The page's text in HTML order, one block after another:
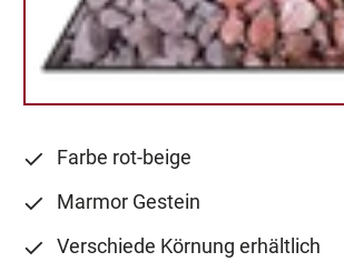
Farbe rot-beige
Marmor Gestein
Verschiede Körnung erhältlich